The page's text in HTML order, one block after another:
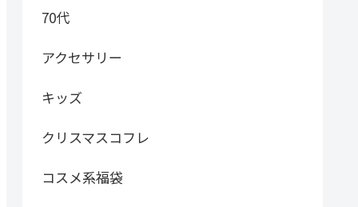
70代
アクセサリー
キッズ
クリスマスコフレ
コスメ系福袋